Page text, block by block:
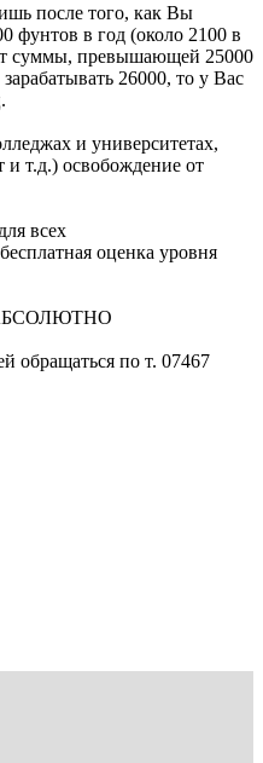
после того, как Вы
фунтов в год (около 2100 в
суммы, превышающей 25000
26000, то у Вас
и университетах,
и т.д.) освобождение от
всех
оценка уровня
обращаться по т. 07467